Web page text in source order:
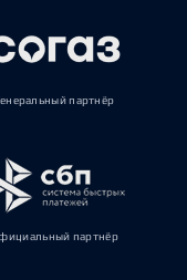
партнёр
партнёр